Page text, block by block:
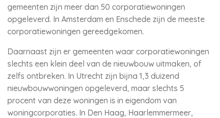
gemeenten zijn meer dan 50 corporatiewoningen
opgeleverd. In Amsterdam en Enschede zijn de meeste
corporatiewoningen gereedgekomen.
Daarnaast zijn er gemeenten waar corporatiewoningen
slechts een klein deel van de nieuwbouw uitmaken, of
zelfs ontbreken. In Utrecht zijn bijna 1,3 duizend
nieuwbouwwoningen opgeleverd, maar slechts 5
procent van deze woningen is in eigendom van
woningcorporaties. In Den Haag, Haarlemmermeer,